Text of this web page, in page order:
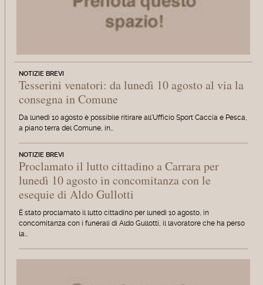
NOTIZIE BREVI
Tesserini venatori: da lunedì 10 agosto al via la
consegna in Comune
Da lunedì 10 agosto è possibile ritirare all'Ufficio Sport Caccia e Pesca,
a piano terra del Comune, in…
NOTIZIE BREVI
Proclamato il lutto cittadino a Carrara per
lunedì 10 agosto in concomitanza con le
esequie di Aldo Gullotti
È stato proclamato il lutto cittadino per lunedì 10 agosto, in
concomitanza con i funerali di Aldo Gullotti, il lavoratore che ha perso
la…